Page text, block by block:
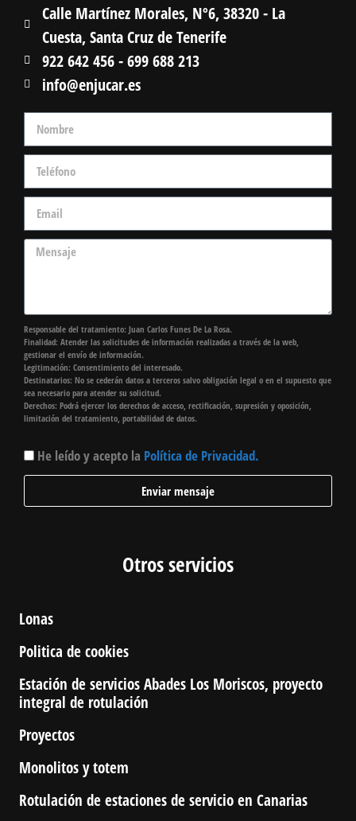
Calle Martínez Morales, Nº6, 38320 - La
Cuesta, Santa Cruz de Tenerife
922 642 456 - 699 688 213
info@enjucar.es
Responsable del tratamiento: Juan Carlos Funes De La Rosa.
Finalidad: Atender las solicitudes de información realizadas a través de la web,
gestionar el envío de información.
Legitimación: Consentimiento del interesado.
Destinatarios: No se cederán datos a terceros salvo obligación legal o en el supuesto que
sea necesario para atender su solicitud.
Derechos: Podrá ejercer los derechos de acceso, rectificación, supresión y oposición,
limitación del tratamiento, portabilidad de datos.
He leído y acepto la Política de Privacidad.
Enviar mensaje
Otros servicios
Lonas
Politica de cookies
Estación de servicios Abades Los Moriscos, proyecto
integral de rotulación
Proyectos
Monolitos y totem
Rotulación de estaciones de servicio en Canarias